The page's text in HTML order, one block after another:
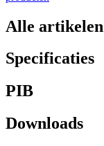
Alle artikelen
Specificaties
PIB
Downloads